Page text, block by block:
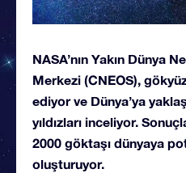
NASA’nın Yakın Dünya
Merkezi (CNEOS),
ediyor ve Dünya’ya
yıldızları inceliyor.
2000 göktaşı dünyaya
oluşturuyor.